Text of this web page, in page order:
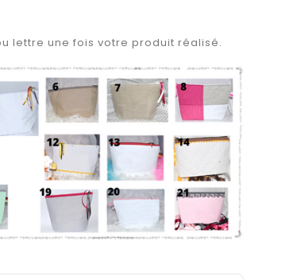
lettre une fois votre produit réalisé.